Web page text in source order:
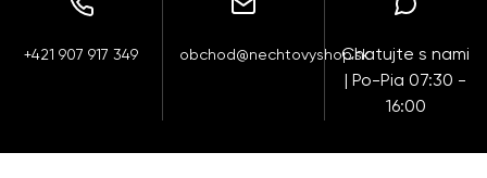
+421 907 917 349 obchod@nechtovyshop.skChatujte s nami
| Po-Pia 07:30 -
16:00